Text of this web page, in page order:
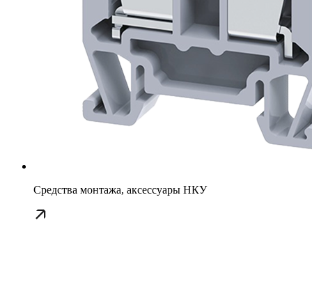
Средства монтажа, аксессуары НКУ